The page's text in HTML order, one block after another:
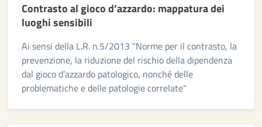
Contrasto al gioco d’azzardo: mappatura dei
luoghi sensibili
Ai sensi della L.R. n.5/2013 "Norme per il contrasto, la
prevenzione, la riduzione del rischio della dipendenza
dal gioco d’azzardo patologico, nonché delle
problematiche e delle patologie correlate"